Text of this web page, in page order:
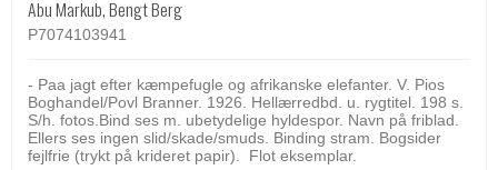
Abu Markub, Bengt Berg
P7074103941
- Paa jagt efter kæmpefugle og afrikanske elefanter. V. Pios
Boghandel/Povl Branner. 1926. Hellærredbd. u. rygtitel. 198 s.
S/h. fotos.Bind ses m. ubetydelige hyldespor. Navn på friblad.
Ellers ses ingen slid/skade/smuds. Binding stram. Bogsider
fejlfrie (trykt på krideret papir). Flot eksemplar.